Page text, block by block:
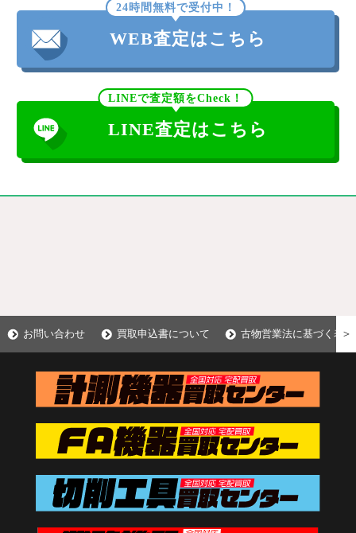
24時間無料で受付中！
WEB査定はこちら
LINEで査定額をCheck！
LINE査定はこちら
お問い合わせ 買取申込書について 古物営業法に基づく表示
＞